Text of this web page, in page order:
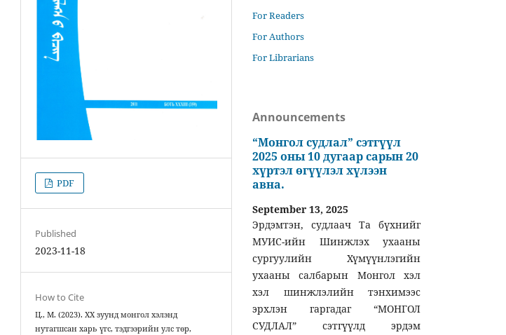
PDF
Published
2023-11-18
How to Cite
Ц., М. (2023). ХХ зуунд монгол хэлэнд
нутагшсан харь үгс, тэдгээрийн улс төр,
For Readers
For Authors
For Librarians
Announcements
“Монгол судлал” сэтгүүл
2025 оны 10 дугаар сарын 20
хүртэл өгүүлэл хүлээн
авна.
September 13, 2025
Эрдэмтэн, судлаач Та бүхнийг
МУИС-ийн Шинжлэх ухааны
сургуулийн Хүмүүнлэгийн
ухааны салбарын Монгол хэл
хэл шинжлэлийн тэнхимээс
эрхлэн гаргадаг “МОНГОЛ
СУДЛАЛ” сэтгүүлд эрдэм